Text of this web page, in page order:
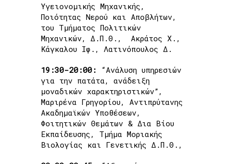
Υγειονομικής Μηχανικής,
Ποιότητας Νερού και Αποβλήτων,
του Τμήματος Πολιτικών
Μηχανικών, Δ.Π.Θ., Ακράτος Χ.,
Κάγκαλου Ιφ., Λατινόπουλος Δ.
19:30-20:00:
“Ανάλυση υπηρεσιών
για την πατάτα, ανάδειξη
μοναδικών χαρακτηριστικών”,
Μαριρένα Γρηγορίου, Αντιπρύτανης
Ακαδημαϊκών Υποθέσεων,
Φοιτητικών Θεμάτων & Δια Βίου
Εκπαίδευσης, Τμήμα Μοριακής
Βιολογίας και Γενετικής Δ.Π.Θ.,